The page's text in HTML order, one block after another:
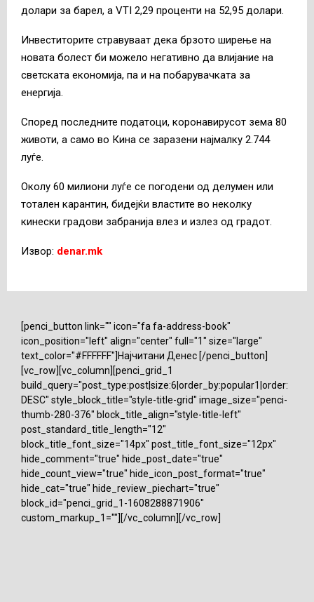
долари за барел, а VTI 2,29 проценти на 52,95 долари.
Инвеститорите стравуваат дека брзото ширење на
новата болест би можело негативно да влијание на
светската економија, па и на побарувачката за
енергија.
Според последните податоци, коронавирусот зема 80
животи, а само во Кина се заразени најмалку 2.744
луѓе.
Околу 60 милиони луѓе се погодени од делумен или
тотален карантин, бидејќи властите во неколку
кинески градови забранија влез и излез од градот.
Извор: denar.mk
[penci_button link="" icon="fa fa-address-book"
icon_position="left" align="center" full="1" size="large"
text_color="#FFFFFF"]Најчитани Денес [/penci_button]
[vc_row][vc_column][penci_grid_1
build_query="post_type:post|size:6|order_by:popular1|order:
DESC" style_block_title="style-title-grid" image_size="penci-
thumb-280-376" block_title_align="style-title-left"
post_standard_title_length="12"
block_title_font_size="14px" post_title_font_size="12px"
hide_comment="true" hide_post_date="true"
hide_count_view="true" hide_icon_post_format="true"
hide_cat="true" hide_review_piechart="true"
block_id="penci_grid_1-1608288871906"
custom_markup_1=""][/vc_column][/vc_row]